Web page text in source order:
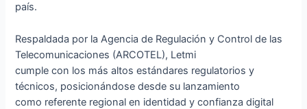
país.
Respaldada por la Agencia de Regulación y Control de las
Telecomunicaciones (ARCOTEL), Letmi
cumple con los más altos estándares regulatorios y
técnicos, posicionándose desde su lanzamiento
como referente regional en identidad y confianza digital